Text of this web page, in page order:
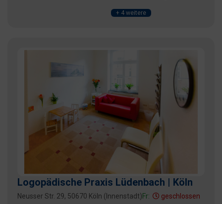
+ 4 weitere
Logopädische Praxis Lüdenbach | Köln
Neusser Str. 29, 50670 Köln (Innenstadt)Fr: geschlossen